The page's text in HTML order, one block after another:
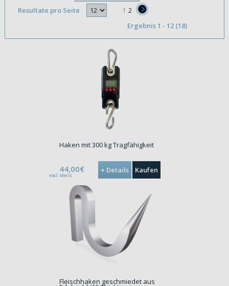
Resultate pro Seite
1 2
Ergebnis 1 - 12 (18)
Haken mit 300 kg Tragfähigkeit
44,00€
excl. MwSt.
Kaufen
+ Details
Fleischhaken geschmiedet aus